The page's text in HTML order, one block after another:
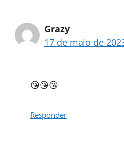
Grazy
17 de maio de
😘😘😘
Responder